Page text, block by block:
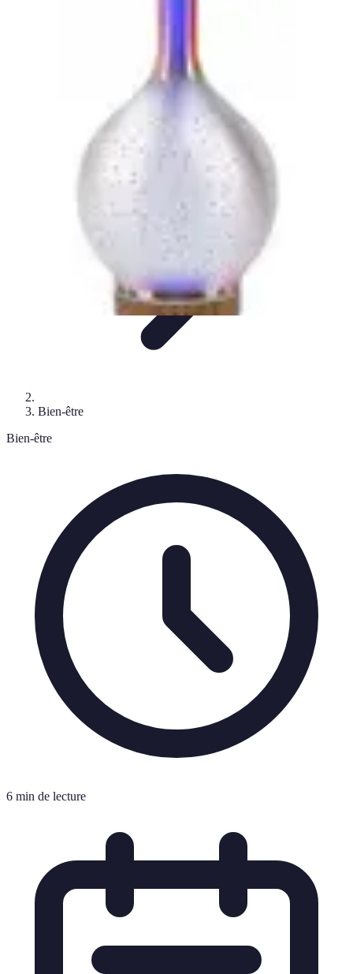
Astuces du Quotidien
Bien-être
Bien-être
6 min de lecture